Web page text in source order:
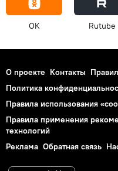
OK Rutube
О проекте Контакты
Политика
Правила использования
Правила применения
технологий
Реклама Обратная связь